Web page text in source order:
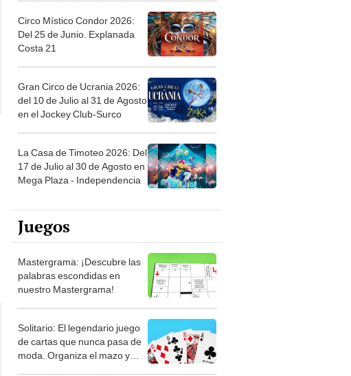
Circo Místico Condor 2026:
Del 25 de Junio. Explanada
Costa 21
Gran Circo de Ucrania 2026:
del 10 de Julio al 31 de Agosto
en el Jockey Club-Surco
La Casa de Timoteo 2026: Del
17 de Julio al 30 de Agosto en
Mega Plaza - Independencia
Juegos
Mastergrama: ¡Descubre las
palabras escondidas en
nuestro Mastergrama!
Solitario: El legendario juego
de cartas que nunca pasa de
moda. Organiza el mazo y